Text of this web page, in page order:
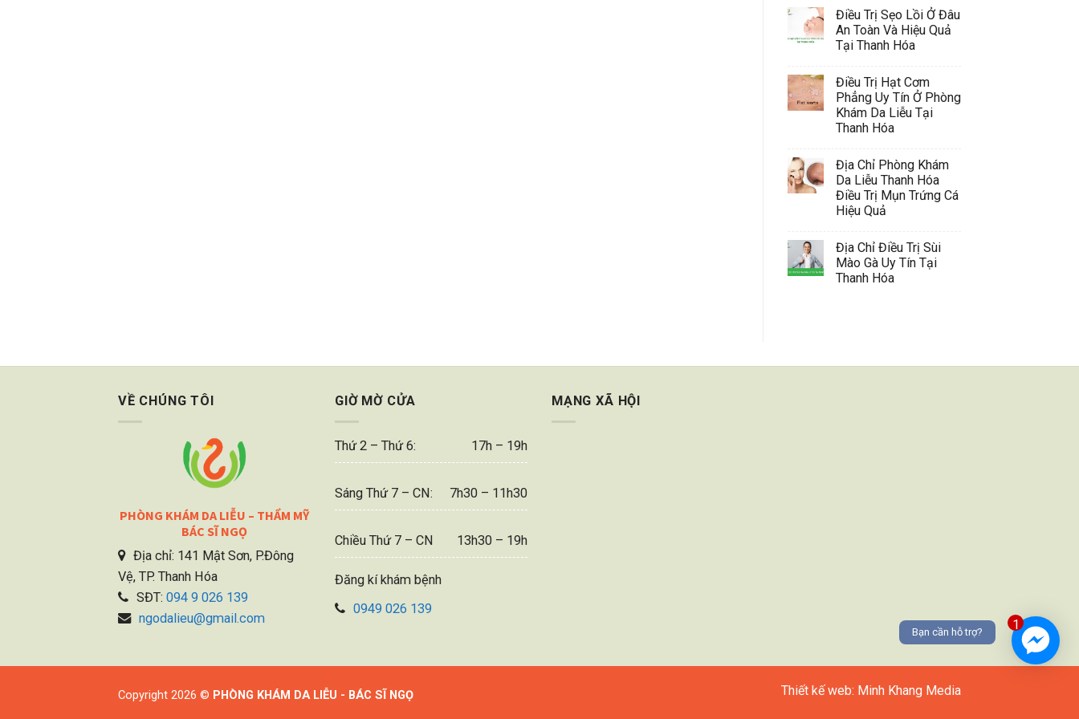
Điều Trị Sẹo Lồi Ở Đâu
An Toàn Và Hiệu Quả
Tại Thanh Hóa
Điều Trị Hạt Cơm
Phẳng Uy Tín Ở Phòng
Khám Da Liễu Tại
Thanh Hóa
Địa Chỉ Phòng Khám
Da Liễu Thanh Hóa
Điều Trị Mụn Trứng Cá
Hiệu Quả
Địa Chỉ Điều Trị Sùi
Mào Gà Uy Tín Tại
Thanh Hóa
VỀ CHÚNG TÔI
PHÒNG KHÁM DA LIỄU – THẨM MỸ
BÁC SĨ NGỌ
Địa chỉ: 141 Mật Sơn, P.Đông
Vệ, TP. Thanh Hóa
SĐT: 094 9 026 139
ngodalieu@gmail.com
GIỜ MỜ CỬA
Thứ 2 – Thứ 6: 17h – 19h
Sáng Thứ 7 – CN: 7h30 – 11h30
Chiều Thứ 7 – CN 13h30 – 19h
Đăng kí khám bệnh
0949 026 139
MẠNG XÃ HỘI
Thiết kế web: Minh Khang Media
Copyright 2026 © PHÒNG KHÁM DA LIỄU - BÁC SĨ NGỌ
1
Bạn cần hỗ trợ?